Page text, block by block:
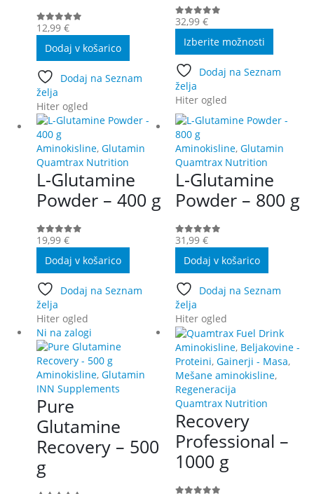
0 out of 5
12,99 €
Dodaj v košarico
Dodaj na Seznam
želja
Hiter ogled
0out of 5
32,99 €
Izberite možnosti
več
lahko
na
Dodaj na Seznam
želja
Hiter ogled
Aminokisline, Glutamin
Quamtrax Nutrition
L-Glutamine
Powder – 400 g
0 out of 5
19,99 €
Dodaj v košarico
Dodaj na Seznam
želja
Hiter ogled
Aminokisline, Glutamin
Quamtrax Nutrition
L-Glutamine
Powder – 800 g
0out of 5
31,99 €
Dodaj v košarico
Dodaj na Seznam
želja
Hiter ogled
Ni na zalogi
Aminokisline, Glutamin
INN Supplements
Pure
Glutamine
Recovery – 500
g
Aminokisline, Beljakovine -
Proteini, Gainerji - Masa,
Mešane aminokisline,
Regeneracija
Quamtrax Nutrition
Recovery
Professional –
1000 g